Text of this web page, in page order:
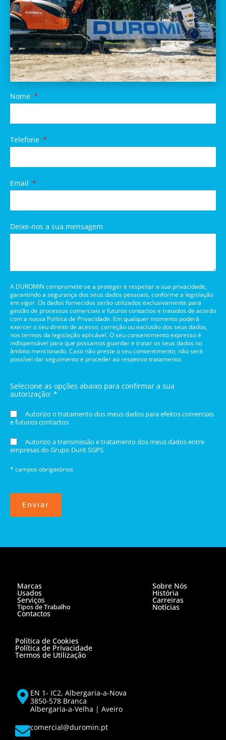
Nome
Telefone
Email
Deixe-nos a sua mensagem
A DUROMIN compromete-se a proteger e respeitar a sua privacidade,
garantindo a segurança dos seus dados pessoais, conforme a legislação
em vigor. Os dados fornecidos serão utilizados exclusivamente para
gestão de processos comerciais e futuros contactos e tratados de acordo
com a nossa Política de Privacidade. Em qualquer momento poderá
exercer o seu direito de acesso, correção ou exclusão dos seus dados,
nos termos da legislação aplicável. O seu consentimento expresso é
indispensável para que possamos guardar e tratar os seus dados no
âmbito mencionado. Caso não preste o seu consentimento, não será
possível dar seguimento e proceder ao respetivo tratamento.
Selecione as opções abaixo para confirmar a sua
autorização: *
Autorizo o tratamento dos meus dados para efeitos comerciais
e futuros contactos
Autorizo a transmissão e tratamento dos meus dados entre
empresas do Grupo Durit SGPS
* campos obrigatórios
Enviar
Marcas
Usados
Serviços
Tipos de Trabalho
Contactos
Sobre Nós
História
Carreiras
Notícias
Política de Cookies
Política de Privacidade
Termos de Utilização
EN 1- IC2, Albergaria-a-Nova
3850-578 Branca
Albergaria-a-Velha | Aveiro
comercial@duromin.pt